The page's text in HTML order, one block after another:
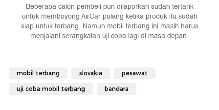
Beberapa calon pembeli pun dilaporkan sudah tertarik
untuk memboyong AirCar pulang ketika produk itu sudah
siap untuk terbang. Namun mobil terbang ini masih harus
menjalani serangkaian uji coba lagi di masa depan.
mobil terbang slovakia pesawat
uji coba mobil terbang bandara